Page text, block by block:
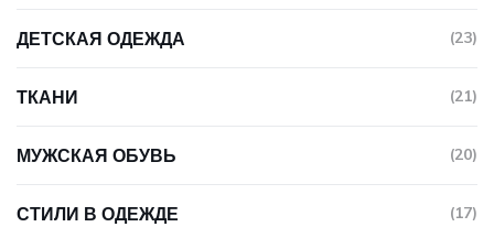
ДЕТСКАЯ ОДЕЖДА (23)
ТКАНИ (21)
МУЖСКАЯ ОБУВЬ (20)
СТИЛИ В ОДЕЖДЕ (17)